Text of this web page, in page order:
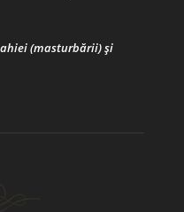
(masturbării) şi